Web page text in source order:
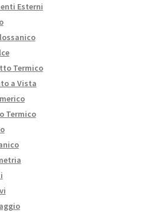
Esterni
Termico
a Vista
Termico